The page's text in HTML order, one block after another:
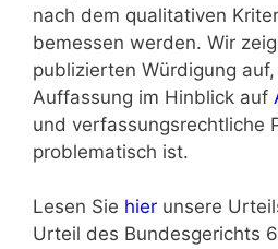
nach dem qualitativen
bemessen werden. Wir
publizierten Würdigung
Auffassung im Hinblick auf
und verfassungsrechtliche
problematisch ist.
Lesen Sie hier unsere
Urteil des Bundesgerichts